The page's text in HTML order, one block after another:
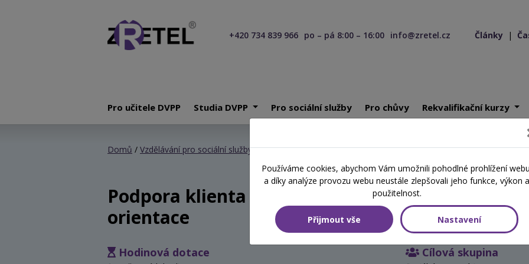
+420 734 839 966 po – pá 8:00 – 16:00 info@zretel.cz Články |
Pro učitele DVPP Studia DVPP Pro sociální služby Pro chůvy Rekvalifikační kurzy
Domů / Vzdělávání pro sociální služby/ Podpora klienta v obtížných životních situacích: základní orientace
Podpora klienta v obtížných životních situacích:
orientace
Hodinová dotace Cílová skupina
Používáme cookies, abychom Vám umožnili pohodlné prohlížení
a díky analýze provozu webu neustále zlepšovali jeho funkce, výkon a
použitelnost.
Přijmout vše Nastavení